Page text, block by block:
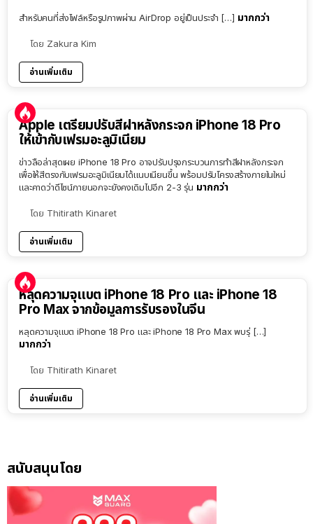
สำหรับคนที่ส่งไฟล์หรือรูปภาพผ่าน AirDrop อยู่เป็นประจำ […] มากกว่า
โดย Zakura Kim
อ่านเพิ่มเติม
Apple เตรียมปรับสีฝาหลังกระจก iPhone 18 Pro
ให้เข้ากับเฟรมอะลูมิเนียม
ข่าวลือล่าสุดเผย iPhone 18 Pro อาจปรับปรุงกระบวนการทำสีฝาหลังกระจก
เพื่อให้สีตรงกับเฟรมอะลูมิเนียมได้แนบเนียนขึ้น พร้อมปรับโครงสร้างภายในใหม่
และคาดว่าดีไซน์ภายนอกจะยังคงเดิมไปอีก 2-3 รุ่น มากกว่า
โดย Thitirath Kinaret
อ่านเพิ่มเติม
หลุดความจุแบต iPhone 18 Pro และ iPhone 18
Pro Max จากข้อมูลการรับรองในจีน
หลุดความจุแบต iPhone 18 Pro และ iPhone 18 Pro Max พบรุ่ […]
มากกว่า
โดย Thitirath Kinaret
อ่านเพิ่มเติม
สนับสนุนโดย